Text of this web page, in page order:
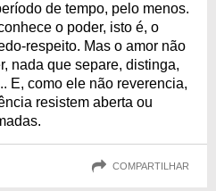
de tempo, pelo menos.
o poder, isto é, o
respeito. Mas o amor não
nada que separe, distinga,
E, como ele não reverencia,
resistem aberta ou
COMPARTILHAR